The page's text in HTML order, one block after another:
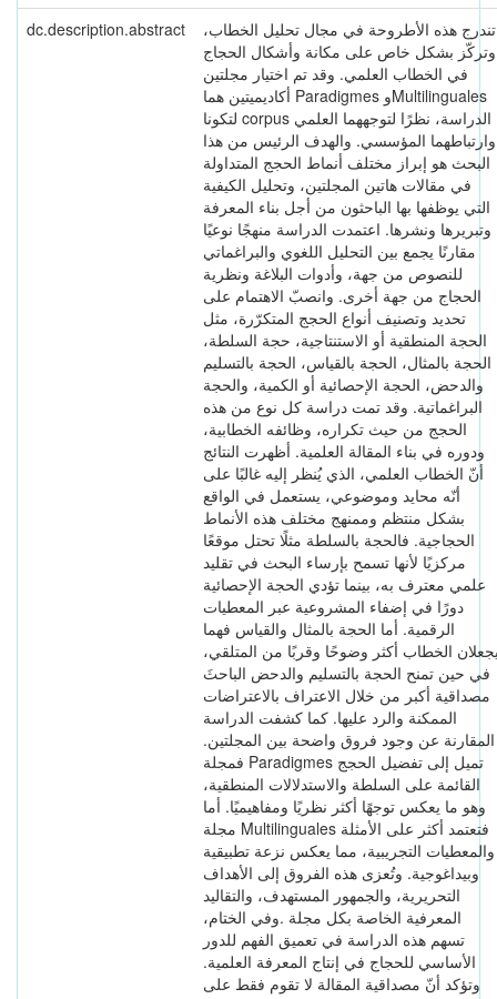
dc.description.abstract
تندرج هذه الأطروحة في مجال تحليل الخطاب،
وتركّز بشكل خاص على مكانة وأشكال الحجاج
في الخطاب العلمي. وقد تم اختيار مجلتين
أكاديميتين هما Paradigmes وMultilinguales
لتكونا corpus الدراسة، نظرًا لتوجههما العلمي
وارتباطهما المؤسسي. والهدف الرئيس من هذا
البحث هو إبراز مختلف أنماط الحجج المتداولة
في مقالات هاتين المجلتين، وتحليل الكيفية
التي يوظفها بها الباحثون من أجل بناء المعرفة
وتبريرها ونشرها. اعتمدت الدراسة منهجًا نوعيًا
مقارنًا يجمع بين التحليل اللغوي والبراغماتي
للنصوص من جهة، وأدوات البلاغة ونظرية
الحجاج من جهة أخرى. وانصبّ الاهتمام على
تحديد وتصنيف أنواع الحجج المتكرّرة، مثل
الحجة المنطقية أو الاستنتاجية، حجة السلطة،
الحجة بالمثال، الحجة بالقياس، الحجة بالتسليم
والدحض، الحجة الإحصائية أو الكمية، والحجة
البراغماتية. وقد تمت دراسة كل نوع من هذه
الحجج من حيث تكراره، وظائفه الخطابية،
ودوره في بناء المقالة العلمية. أظهرت النتائج
أنّ الخطاب العلمي، الذي يُنظر إليه غالبًا على
أنّه محايد وموضوعي، يستعمل في الواقع
بشكل منتظم وممنهج مختلف هذه الأنماط
الحجاجية. فالحجة بالسلطة مثلًا تحتل موقعًا
مركزيًا لأنها تسمح بإرساء البحث في تقليد
علمي معترف به، بينما تؤدي الحجة الإحصائية
دورًا في إضفاء المشروعية عبر المعطيات
الرقمية. أما الحجة بالمثال والقياس فهما
الخطاب أكثر وضوحًا وقربًا من المتلقي،
في حين تمنح الحجة بالتسليم والدحض الباحثَ
مصداقية أكبر من خلال الاعتراف بالاعتراضات
الممكنة والرد عليها. كما كشفت الدراسة
المقارنة عن وجود فروق واضحة بين المجلتين.
فمجلة Paradigmes تميل إلى تفضيل الحجج
القائمة على السلطة والاستدلالات المنطقية،
وهو ما يعكس توجهًا أكثر نظريًا ومفاهيميًا. أما
مجلة Multilinguales فتعتمد أكثر على الأمثلة
والمعطيات التجريبية، مما يعكس نزعة تطبيقية
وبيداغوجية. وتُعزى هذه الفروق إلى الأهداف
التحريرية، والجمهور المستهدف، والتقاليد
المعرفية الخاصة بكل مجلة .وفي الختام،
تسهم هذه الدراسة في تعميق الفهم للدور
الأساسي للحجاج في إنتاج المعرفة العلمية.
وتؤكد أنّ مصداقية المقالة لا تقوم فقط على